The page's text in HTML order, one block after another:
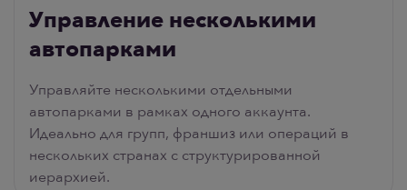
Управление несколькими
автопарками
Управляйте несколькими отдельными
автопарками в рамках одного аккаунта.
Идеально для групп, франшиз или операций в
нескольких странах с структурированной
иерархией.